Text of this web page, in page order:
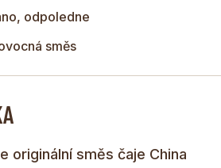
odpoledne
směs
originální směs čaje China